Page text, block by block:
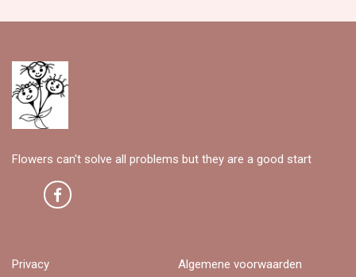
Flowers can't solve all problems but they are a good start
Privacy Algemene voorwaarden